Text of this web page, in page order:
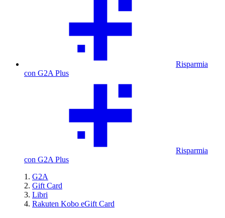
Risparmia
con G2A Plus
Risparmia
con G2A Plus
G2A
Gift Card
Libri
Rakuten Kobo eGift Card